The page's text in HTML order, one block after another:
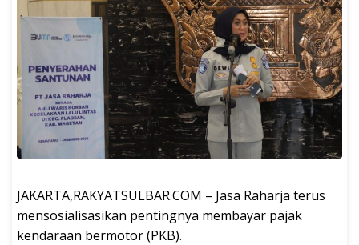
JAKARTA,RAKYATSULBAR.COM – Jasa Raharja terus
mensosialisasikan pentingnya membayar pajak
kendaraan bermotor (PKB).